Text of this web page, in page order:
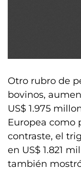
Otro rubro de
bovinos,
US$ 1.975
Europea como
contraste, el
en US$ 1.821
también